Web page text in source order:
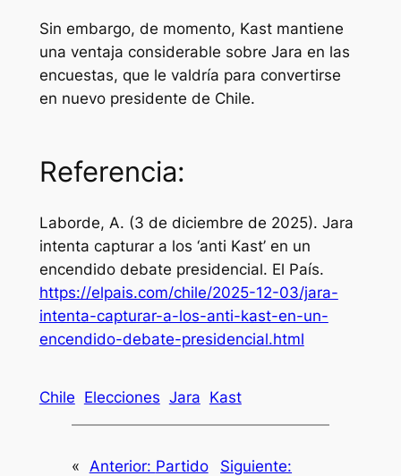
Sin embargo, de momento, Kast mantiene
una ventaja considerable sobre Jara en las
encuestas, que le valdría para convertirse
en nuevo presidente de Chile.
Referencia:
Laborde, A. (3 de diciembre de 2025). Jara
intenta capturar a los ‘anti Kast’ en un
encendido debate presidencial. El País.
https://elpais.com/chile/2025-12-03/jara-
intenta-capturar-a-los-anti-kast-en-un-
encendido-debate-presidencial.html
Chile Elecciones Jara Kast
« Anterior: Partido
Siguiente: